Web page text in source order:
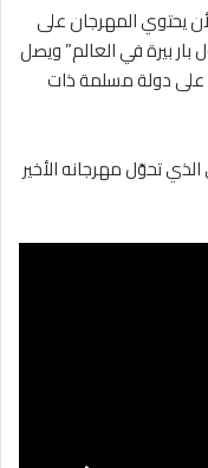
يحتوي المهرجان على
بيرة في العالم” ويصل
كليًا على دولة مسلمة ذات
تحوّل مهرجانه الأخير